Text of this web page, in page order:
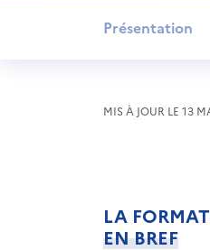
Présentation
MIS À JOUR LE 13
LA
EN BREF